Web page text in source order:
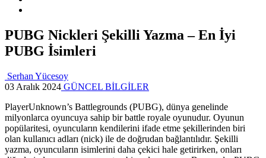
PUBG Nickleri Şekilli Yazma – En İyi
PUBG İsimleri
Serhan Yücesoy
03 Aralık 2024 GÜNCEL BİLGİLER
PlayerUnknown’s Battlegrounds (PUBG), dünya genelinde
milyonlarca oyuncuya sahip bir battle royale oyunudur. Oyunun
popülaritesi, oyuncuların kendilerini ifade etme şekillerinden biri
olan kullanıcı adları (nick) ile de doğrudan bağlantılıdır. Şekilli
yazma, oyuncuların isimlerini daha çekici hale getirirken, onları